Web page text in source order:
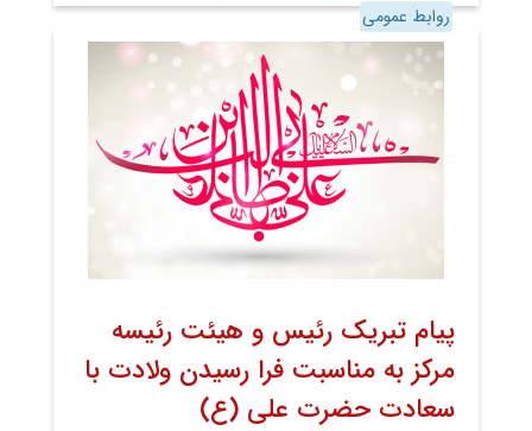
روابط عمومی
پیام تبریک رئیس و هیئت رئیسه
مرکز به مناسبت فرا رسیدن ولادت با
سعادت حضرت علی (ع)